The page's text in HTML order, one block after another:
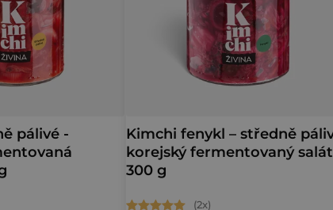
pálivé -
Kimchi fenykl – středně
korejský fermentovaný salát
300 g